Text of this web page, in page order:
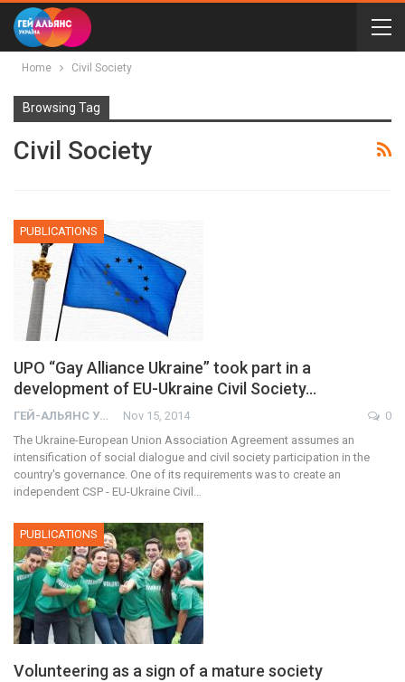
Home Civil Society
Browsing Tag
Civil Society
PUBLICATIONS
UPO “Gay Alliance Ukraine” took part in a
development of EU-Ukraine Civil Society…
ГЕЙ-АЛЬЯНС УКРАИНА Nov 15, 2014
0
The Ukraine-European Union Association Agreement assumes an
intensification of social dialogue and civil society participation in the
country's governance. One of its requirements was to create an
independent CSP - EU-Ukraine Civil…
PUBLICATIONS
Volunteering as a sign of a mature society